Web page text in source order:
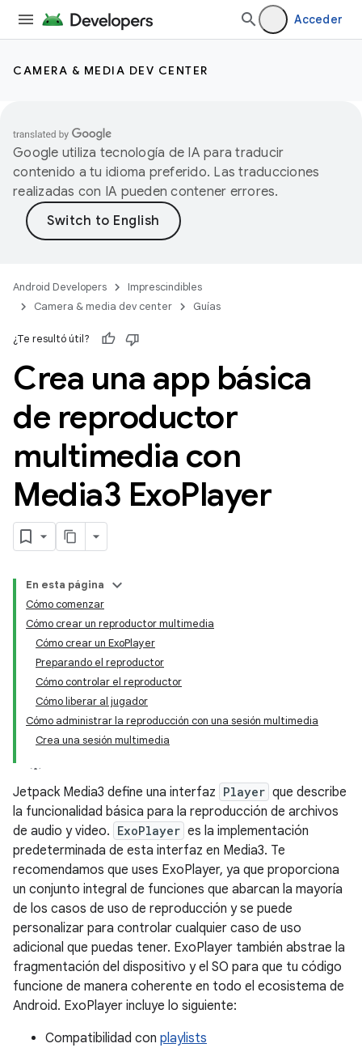
Acceder
CAMERA & MEDIA DEV CENTER
Google utiliza tecnología de IA para traducir
contenido a tu idioma preferido. Las traducciones
realizadas con IA pueden contener errores.
Android Developers
Imprescindibles
Camera & media dev center
Guías
¿Te resultó útil?
Crea una app básica
de reproductor
multimedia con
Media3 ExoPlayer
En esta página
Cómo comenzar
Cómo crear un reproductor multimedia
Cómo crear un ExoPlayer
Preparando el reproductor
Cómo controlar el reproductor
Cómo liberar al jugador
Cómo administrar la reproducción con una sesión multimedia
Crea una sesión multimedia
Jetpack Media3 define una interfaz Player que describe
la funcionalidad básica para la reproducción de archivos
de audio y video. ExoPlayer es la implementación
predeterminada de esta interfaz en Media3. Te
recomendamos que uses ExoPlayer, ya que proporciona
un conjunto integral de funciones que abarcan la mayoría
de los casos de uso de reproducción y se puede
personalizar para controlar cualquier caso de uso
adicional que puedas tener. ExoPlayer también abstrae la
fragmentación del dispositivo y el SO para que tu código
funcione de manera coherente en todo el ecosistema de
Android. ExoPlayer incluye lo siguiente:
Compatibilidad con playlists